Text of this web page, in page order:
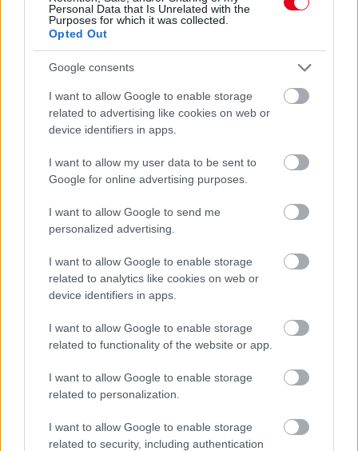
Personal Data that Is Unrelated with the
Purposes for which it was collected.
Opted Out
Google consents
I want to allow Google to enable storage
related to advertising like cookies on web or
device identifiers in apps.
I want to allow my user data to be sent to
Google for online advertising purposes.
I want to allow Google to send me
personalized advertising.
I want to allow Google to enable storage
related to analytics like cookies on web or
device identifiers in apps.
I want to allow Google to enable storage
related to functionality of the website or app.
I want to allow Google to enable storage
related to personalization.
I want to allow Google to enable storage
related to security, including authentication
24 óra
Ha ezt érzed evés után, a szervezeted fontos dologra
próbál figyelmeztetni